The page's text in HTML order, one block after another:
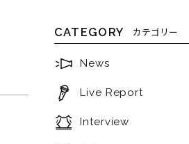
CATEGORY カテゴリー
News
Live Report
Interview